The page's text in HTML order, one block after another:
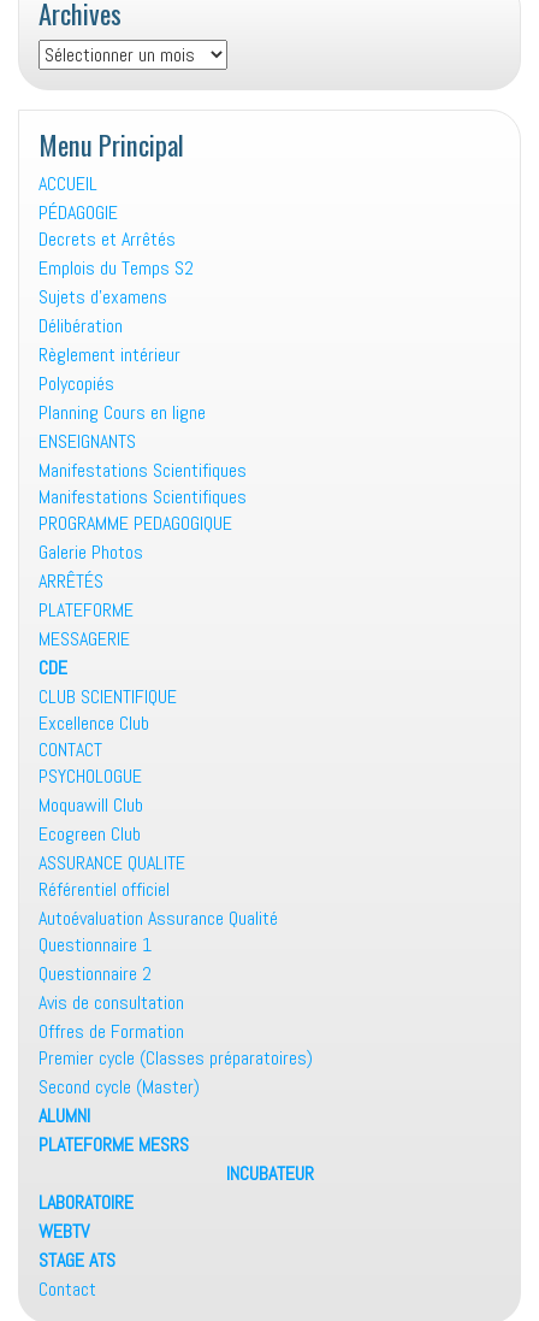
Archives
Archives
Menu Principal
ACCUEIL
PÉDAGOGIE
Decrets et Arrêtés
Emplois du Temps S2
Sujets d’examens
Délibération
Règlement intérieur
Polycopiés
Planning Cours en ligne
ENSEIGNANTS
Manifestations Scientifiques
Manifestations Scientifiques
PROGRAMME PEDAGOGIQUE
Galerie Photos
ARRÊTÉS
PLATEFORME
MESSAGERIE
CDE
CLUB SCIENTIFIQUE
Excellence Club
CONTACT
PSYCHOLOGUE
Moquawill Club
Ecogreen Club
ASSURANCE QUALITE
Référentiel officiel
Autoévaluation Assurance Qualité
Questionnaire 1
Questionnaire 2
Avis de consultation
Offres de Formation
Premier cycle (Classes préparatoires)
Second cycle (Master)
ALUMNI
PLATEFORME MESRS
INCUBATEUR
LABORATOIRE
WEBTV
STAGE ATS
Contact